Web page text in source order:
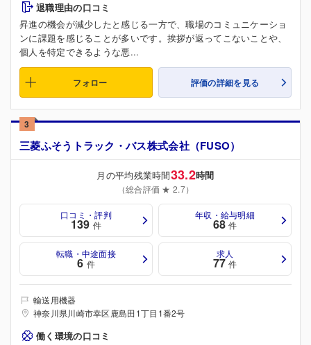
退職理由の口コミ
昇進の機会が減少したと感じる一方で、職場のコミュニケーショ
ンに課題を感じることが多いです。挨拶が返ってこないことや、
個人を特定できるような悪...
フォロー 評価の詳細を見る
3
三菱ふそうトラック・バス株式会社（FUSO）
月の平均残業時間33.2時間
（総合評価 ★ 2.7）
口コミ・評判
139 件
年収・給与明細
68 件
転職・中途面接
6 件
求人
77 件
輸送用機器
神奈川県川崎市幸区鹿島田1丁目1番2号
働く環境の口コミ